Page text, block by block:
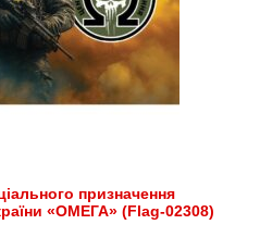
призначення
«ОМЕГА» (Flag-02308)